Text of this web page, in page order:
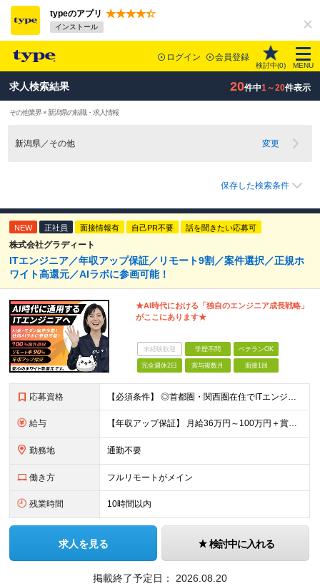
typeのアプリ
インストール
ログイン 会員登録
検討中(0) MENU
求人検索結果 20件中1～20件表示
その他業界 × 新潟県の転職・求人情報
新潟県／その他 変更
保存した検索条件
NEW 正社員 面接情報有 自己PR不要 話を聞きたい応募可
株式会社グラディート
ITエンジニア／年収アップ保証／リモート9割／案件選択／正規ホ
ワイト高還元／AIラボに参画可能！
★AI時代における「独自のエンジニア成⻑戦略」
がここにあります★
未経験歓迎 学歴不問 ベテランOK
完全週休2日 賞与複数月 面接1回
応募資格 【必須条件】 ◎首都圏・関西圏在住でITエンジニアとしての実務経験が3年以上ある⽅（開発・インフラいずれも歓迎） →首都圏（東京、神奈川、千葉、埼玉）、関西圏（大阪、兵庫、京都）在住のITエンジニア採
給与 【年収アップ保証】 月給36万円～100万円＋賞与（年3回）＋諸手当 ◆想定年収432万円〜1200万円(経験・スキルを考慮し決定) ※年収アップ保証付帯 ◆基本給には⽉20時間分の固定残業代(31,
勤務地 通勤不要
働き方 フルリモートがメイン
残業時間 10時間以内
求人を見る 検討中に入れる
掲載終了予定日： 2026.08.20